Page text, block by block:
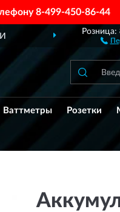
8-499-450-86-44
Розница:
Ваттметры Розетки